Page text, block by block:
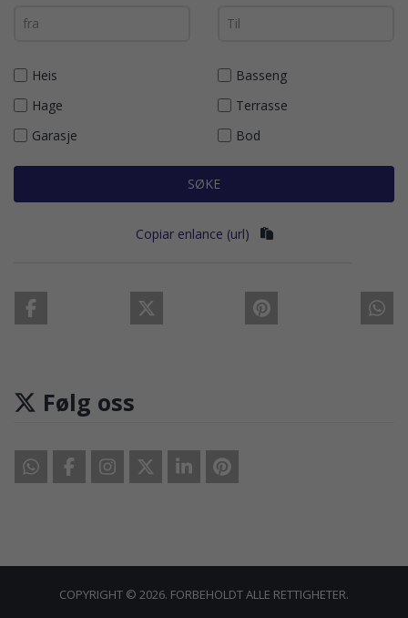
Heis
Basseng
Hage
Terrasse
Garasje
Bod
SØKE
Copiar enlance (url)
Følg oss
COPYRIGHT © 2026. FORBEHOLDT ALLE RETTIGHETER.